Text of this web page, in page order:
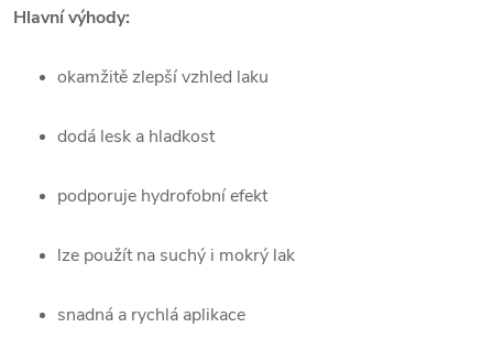
Hlavní výhody:
okamžitě zlepší vzhled laku
dodá lesk a hladkost
podporuje hydrofobní efekt
lze použít na suchý i mokrý lak
snadná a rychlá aplikace